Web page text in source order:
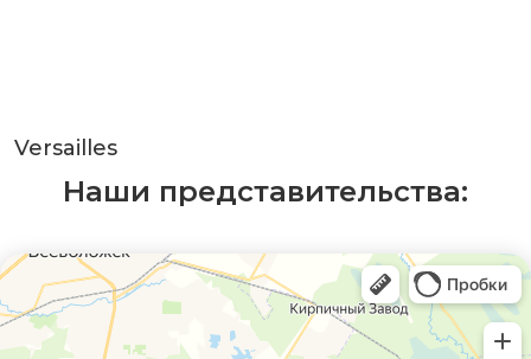
Versailles
Наши представительства: